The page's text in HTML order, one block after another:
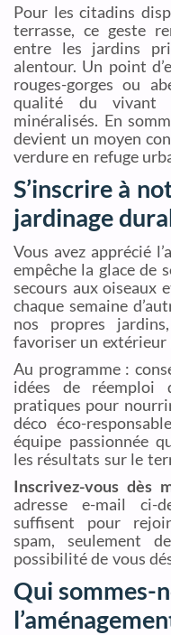
Pour les citadins
terrasse, ce geste
entre les jardins
alentour. Un point
rouges-gorges ou
qualité du vivant
minéralisés. En
devient un moyen
verdure en refuge
S’inscrire à
jardinage
Vous avez apprécié
empêche la glace de
secours aux oiseaux
chaque semaine
nos propres
favoriser un extérieur
Au programme :
idées de réemploi
pratiques pour
déco éco-
équipe passionnée
les résultats sur le
Inscrivez-vous dès
adresse e-mail ci-
suffisent pour
spam, seulement
possibilité de vous
Qui sommes-